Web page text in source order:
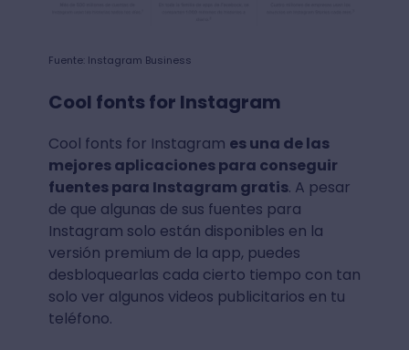
Fuente: Instagram Business
Cool fonts for Instagram
Cool fonts for Instagram es una de las
mejores aplicaciones para conseguir
fuentes para Instagram gratis. A pesar
de que algunas de sus fuentes para
Instagram solo están disponibles en la
versión premium de la app, puedes
desbloquearlas cada cierto tiempo con tan
solo ver algunos videos publicitarios en tu
teléfono.